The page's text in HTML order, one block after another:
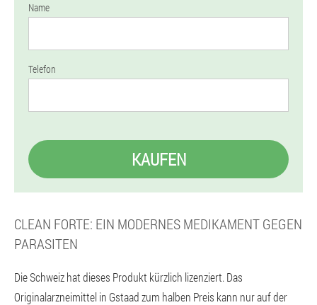
Name
Telefon
KAUFEN
CLEAN FORTE: EIN MODERNES MEDIKAMENT GEGEN
PARASITEN
Die Schweiz hat dieses Produkt kürzlich lizenziert. Das
Originalarzneimittel in Gstaad zum halben Preis kann nur auf der